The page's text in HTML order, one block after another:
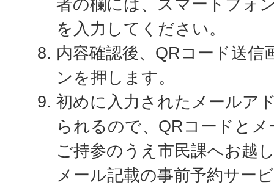
者の欄には、スマートフォ
を入力してください。
内容確認後、QRコード送信
ンを押します。
初めに入力されたメールア
られるので、QRコードと
ご持参のうえ市民課へお越
メール記載の事前予約サー